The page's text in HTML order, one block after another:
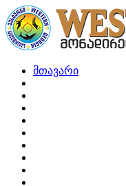
მთავარი